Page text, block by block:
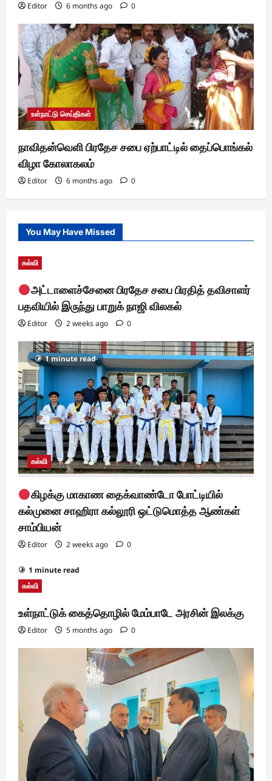
Editor 6 months ago 0
உள்நாட்டு செய்திகள்
நாவிதன்வெளி பிரதேச சபை ஏற்பாட்டில் தைப்பொங்கல்
விழா கோலாகலம்
Editor 6 months ago 0
You May Have Missed
கல்வி
அட்டாளைச்சேனை பிரதேச சபை பிரதித் தவிசாளர்
பதவியில் இருந்து பாறுக் நாஜி விலகல்
Editor 2 weeks ago 0
1 minute read
கல்வி
கிழக்கு மாகாண தைக்வாண்டோ போட்டியில்
கல்முனை சாஹிரா கல்லூரி ஒட்டுமொத்த ஆண்கள்
சாம்பியன்
Editor 2 weeks ago 0
1 minute read
கல்வி
உள்நாட்டுக் கைத்தொழில் மேம்பாடே அரசின் இலக்கு
Editor 5 months ago 0